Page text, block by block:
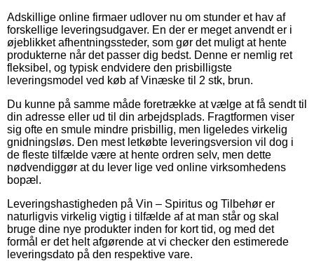
Adskillige online firmaer udlover nu om stunder et hav af
forskellige leveringsudgaver. En der er meget anvendt er i
øjeblikket afhentningssteder, som gør det muligt at hente
produkterne når det passer dig bedst. Denne er nemlig ret
fleksibel, og typisk endvidere den prisbilligste
leveringsmodel ved køb af Vinæske til 2 stk, brun.
Du kunne på samme måde foretrække at vælge at få sendt til
din adresse eller ud til din arbejdsplads. Fragtformen viser
sig ofte en smule mindre prisbillig, men ligeledes virkelig
gnidningsløs. Den mest letkøbte leveringsversion vil dog i
de fleste tilfælde være at hente ordren selv, men dette
nødvendiggør at du lever lige ved online virksomhedens
bopæl.
Leveringshastigheden på Vin – Spiritus og Tilbehør er
naturligvis virkelig vigtig i tilfælde af at man står og skal
bruge dine nye produkter inden for kort tid, og med det
formål er det helt afgørende at vi checker den estimerede
leveringsdato på den respektive vare.